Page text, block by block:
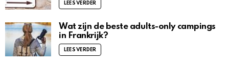
LEES VERDER
Wat zijn de beste adults-only campings
in Frankrijk?
LEES VERDER